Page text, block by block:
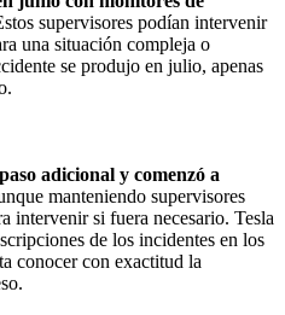
supervisores podían intervenir
una situación compleja o
se produjo en julio, apenas
adicional y comenzó a
manteniendo supervisores
intervenir si fuera necesario. Tesla
de los incidentes en los
conocer con exactitud la